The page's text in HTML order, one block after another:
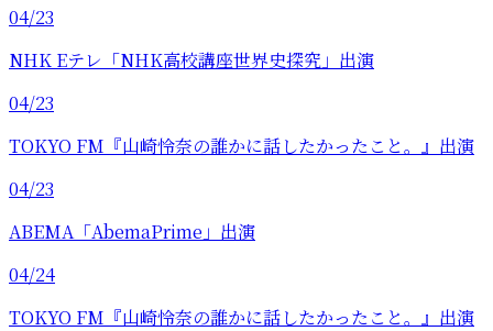
04/23
NHK Eテレ「NHK高校講座世界史探究」出演
04/23
TOKYO FM『山崎怜奈の誰かに話したかったこと。』出演
04/23
ABEMA「AbemaPrime」出演
04/24
TOKYO FM『山崎怜奈の誰かに話したかったこと。』出演